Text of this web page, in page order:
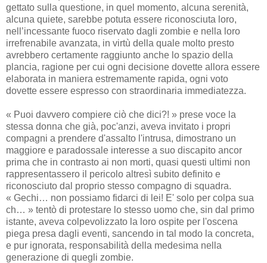
gettato sulla questione, in quel momento, alcuna serenità,
alcuna quiete, sarebbe potuta essere riconosciuta loro,
nell’incessante fuoco riservato dagli zombie e nella loro
irrefrenabile avanzata, in virtù della quale molto presto
avrebbero certamente raggiunto anche lo spazio della
plancia, ragione per cui ogni decisione dovette allora essere
elaborata in maniera estremamente rapida, ogni voto
dovette essere espresso con straordinaria immediatezza.
« Puoi davvero compiere ciò che dici?! » prese voce la
stessa donna che già, poc'anzi, aveva invitato i propri
compagni a prendere d'assalto l'intrusa, dimostrano un
maggiore e paradossale interesse a suo discapito ancor
prima che in contrasto ai non morti, quasi questi ultimi non
rappresentassero il pericolo altresì subito definito e
riconosciuto dal proprio stesso compagno di squadra.
« Gechi… non possiamo fidarci di lei! E' solo per colpa sua
ch… » tentò di protestare lo stesso uomo che, sin dal primo
istante, aveva colpevolizzato la loro ospite per l'oscena
piega presa dagli eventi, sancendo in tal modo la concreta,
e pur ignorata, responsabilità della medesima nella
generazione di quegli zombie.